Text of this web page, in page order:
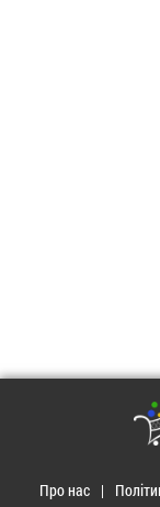
Про нас